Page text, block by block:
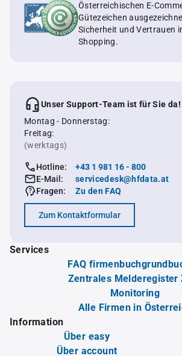
Österreichischen E-
Gütezeichen
Sicherheit und Vertrauen
Shopping.
Unser Support-Team ist für Sie da!
Montag - Donnerstag:
Freitag:
(werktags)
Hotline:
+43 1 981 16 - 800
E-Mail:
servicedesk@hfdata.at
Fragen:
Zu den FAQ
Zum Kontaktformular
Services
FAQ
Zentrales Melderegister
Monitoring
Alle Firmen in
Information
Über easy
Über account